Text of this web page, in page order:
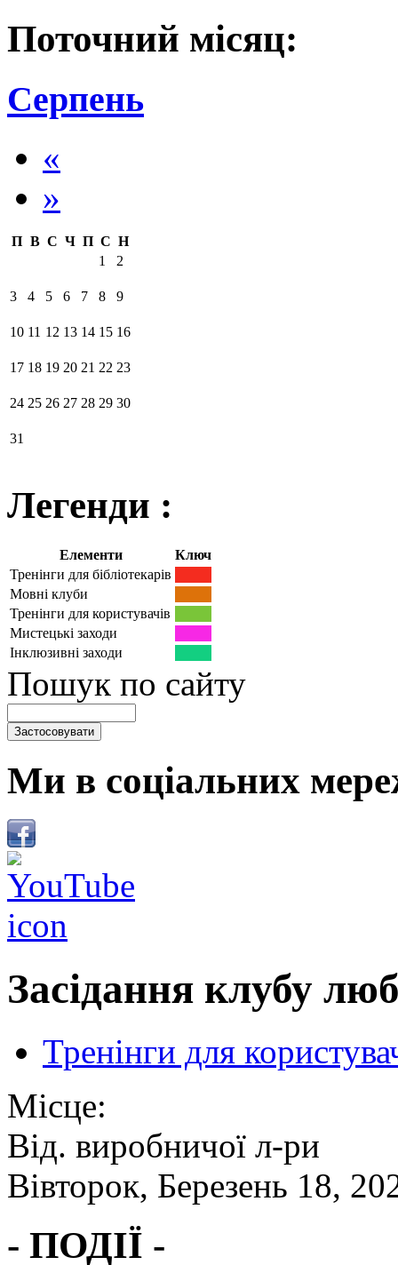
Поточний місяц:
Серпень
«
»
П В С Ч П С Н
1
2
3 4 5 6 7 8 9
10 11 12 13 14 15 16
17 18 19 20 21 22 23
24 25 26 27 28 29 30
31
Легенди :
Елементи
Ключ
Тренінги для бібліотекарів
Мовні клуби
Тренінги для користувачів
Мистецькі заходи
Інклюзивні заходи
Пошук по сайту
Ми в соціальних
Засідання клубу
Тренінги для
Місце:
Від. виробничої л-ри
Вівторок, Березень 18,
- ПОДІЇ -